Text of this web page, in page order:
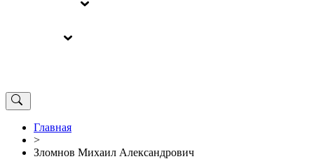
Главная
>
Зломнов Михаил Александрович